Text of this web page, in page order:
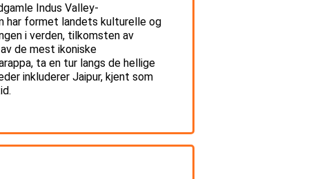
Indus Valley-
har formet landets kulturelle og
i verden, tilkomsten av
de mest ikoniske
ta en tur langs de hellige
inkluderer Jaipur, kjent som